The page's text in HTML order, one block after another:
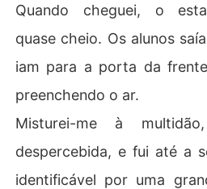
Quando cheguei, o
quase cheio. Os alunos
iam para a porta da
preenchendo o ar.
Misturei-me à
despercebida, e fui até a
identificável por uma